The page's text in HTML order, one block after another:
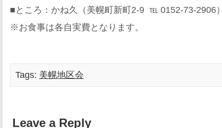
■ところ：かね久（美幌町新町2-9 ℡ 0152-73-2906
※お食事は各自実費となります。
Tags: 美幌地区会
Leave a Reply